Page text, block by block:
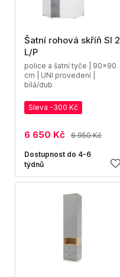
Šatní rohová skříň SI 2
L/P
police a šatní tyče | 90x90
cm | UNI provedení |
bílá/dub
Sleva -300 Kč
6 650 Kč 6 950 Kč
Dostupnost do 4-6
týdnů